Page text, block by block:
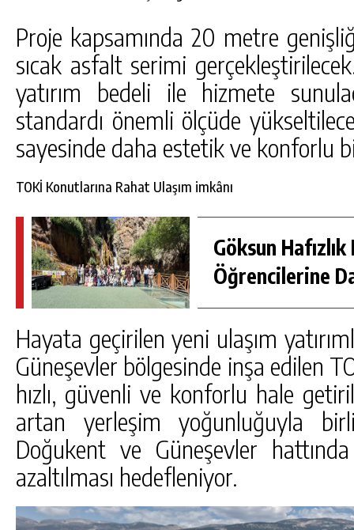
Proje kapsamında 20 metre
sıcak asfalt serimi
yatırım bedeli ile hizmete
standardı önemli ölçüde
sayesinde daha estetik ve konforlu
TOKİ Konutlarına Rahat Ulaşım imkânı
Göksun Hafızlık
Öğrencilerine
Hayata geçirilen yeni ulaşım
Güneşevler bölgesinde inşa edilen
hızlı, güvenli ve konforlu hale
artan yerleşim yoğunluğuyla
Doğukent ve Güneşevler
azaltılması hedefleniyor.